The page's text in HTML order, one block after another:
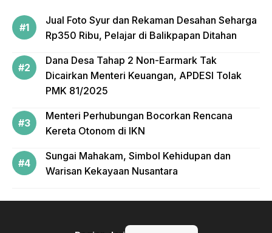
Jual Foto Syur dan Rekaman Desahan Seharga
Rp350 Ribu, Pelajar di Balikpapan Ditahan
Dana Desa Tahap 2 Non-Earmark Tak
Dicairkan Menteri Keuangan, APDESI Tolak
PMK 81/2025
Menteri Perhubungan Bocorkan Rencana
Kereta Otonom di IKN
Sungai Mahakam, Simbol Kehidupan dan
Warisan Kekayaan Nusantara